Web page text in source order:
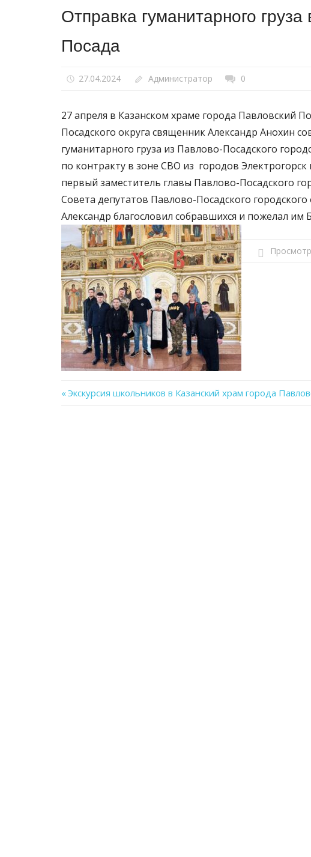
Отправка гуманитарного
Посада
27.04.2024 Администратор 0
27 апреля в Казанском храме города Павловский
Посадского округа священник Александр Анохин
гуманитарного груза из Павлово-Посадского
по контракту в зоне СВО из городов
первый заместитель главы Павлово-Посадского
Совета депутатов Павлово-Посадского
Александр благословил собравшихся и пожелал
Previous
Экскурсия школьников в Казанский храм города